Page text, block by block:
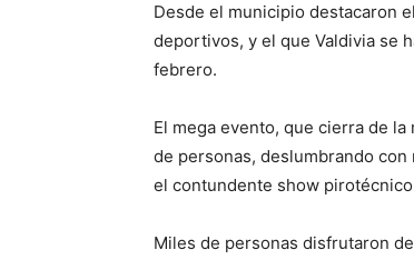
Desde el municipio destacaron
deportivos, y el que Valdivia se
febrero.
El mega evento, que cierra de
de personas, deslumbrando
el contundente show
Miles de personas disfrutaron